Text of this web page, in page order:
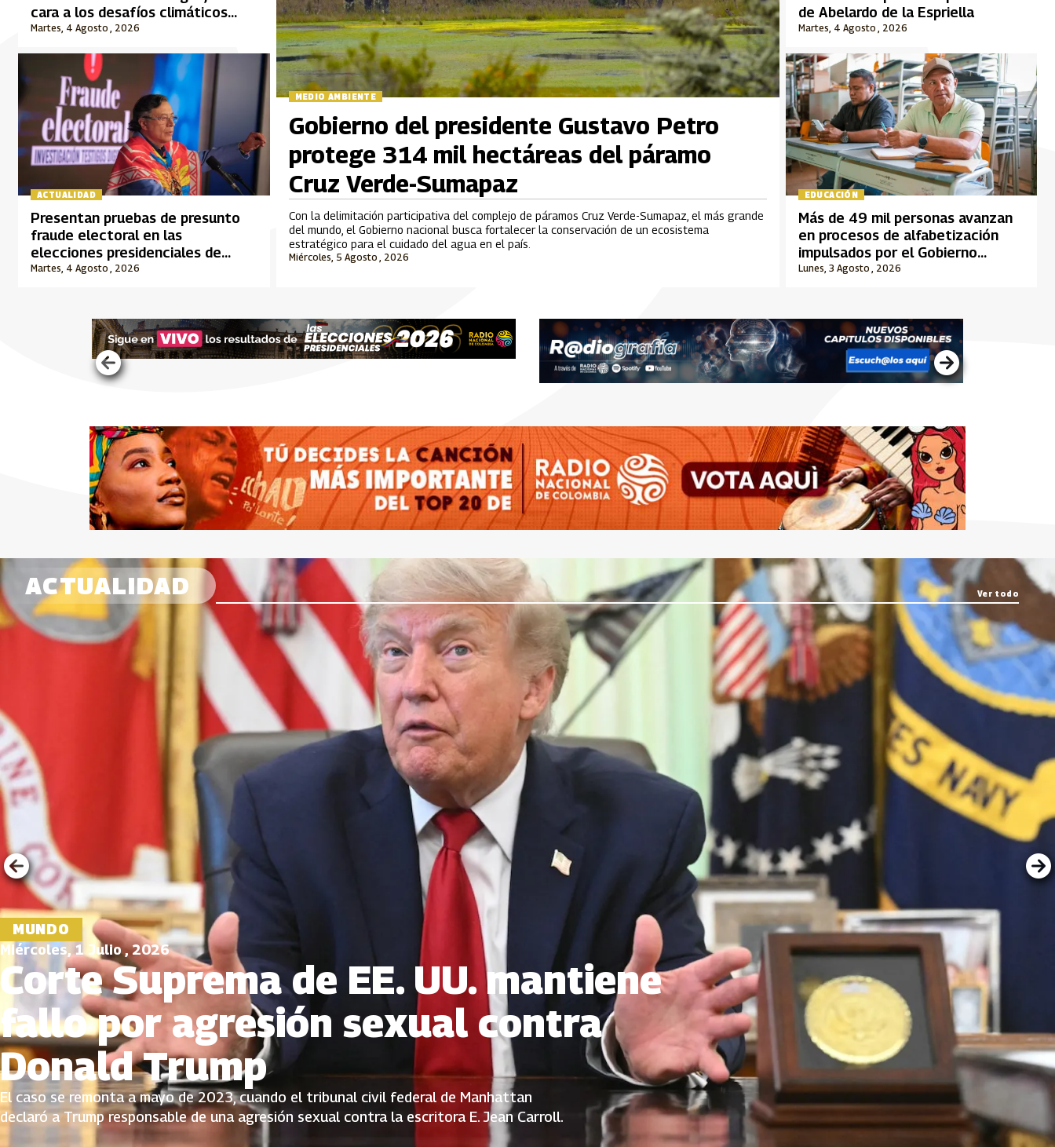
MEDIO AMBIENTE
Con la delimitación participativa del complejo de páramos Cruz Verde-Sumapaz, el más grande
del mundo, el Gobierno nacional busca fortalecer la conservación de un ecosistema
estratégico para el cuidado del agua en el país.
Miércoles, 5 Agosto , 2026
Gobierno del presidente Gustavo Petro
protege 314 mil hectáreas del páramo
Cruz Verde-Sumapaz
Martes, 4 Agosto , 2026
cara a los desafíos climáticos
actuales
ACTUALIDAD
Martes, 4 Agosto , 2026
Presentan pruebas de presunto
fraude electoral en las
elecciones presidenciales de
2026
Martes, 4 Agosto , 2026
de Abelardo de la Espriella
EDUCACIÓN
Lunes, 3 Agosto , 2026
Más de 49 mil personas avanzan
en procesos de alfabetización
impulsados por el Gobierno
nacional
ACTUALIDAD Ver todo
Miércoles, 1 Julio , 2026
Corte Suprema de EE. UU. mantiene
fallo por agresión sexual contra
Donald Trump
MUNDO
El caso se remonta a mayo de 2023, cuando el tribunal civil federal de Manhattan
declaró a Trump responsable de una agresión sexual contra la escritora E. Jean Carroll.